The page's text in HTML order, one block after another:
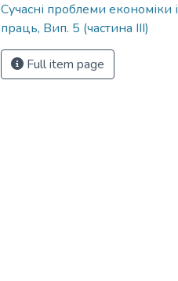
Сучасні проблеми економіки
праць, Вип. 5 (частина ІІІ)
Full item page